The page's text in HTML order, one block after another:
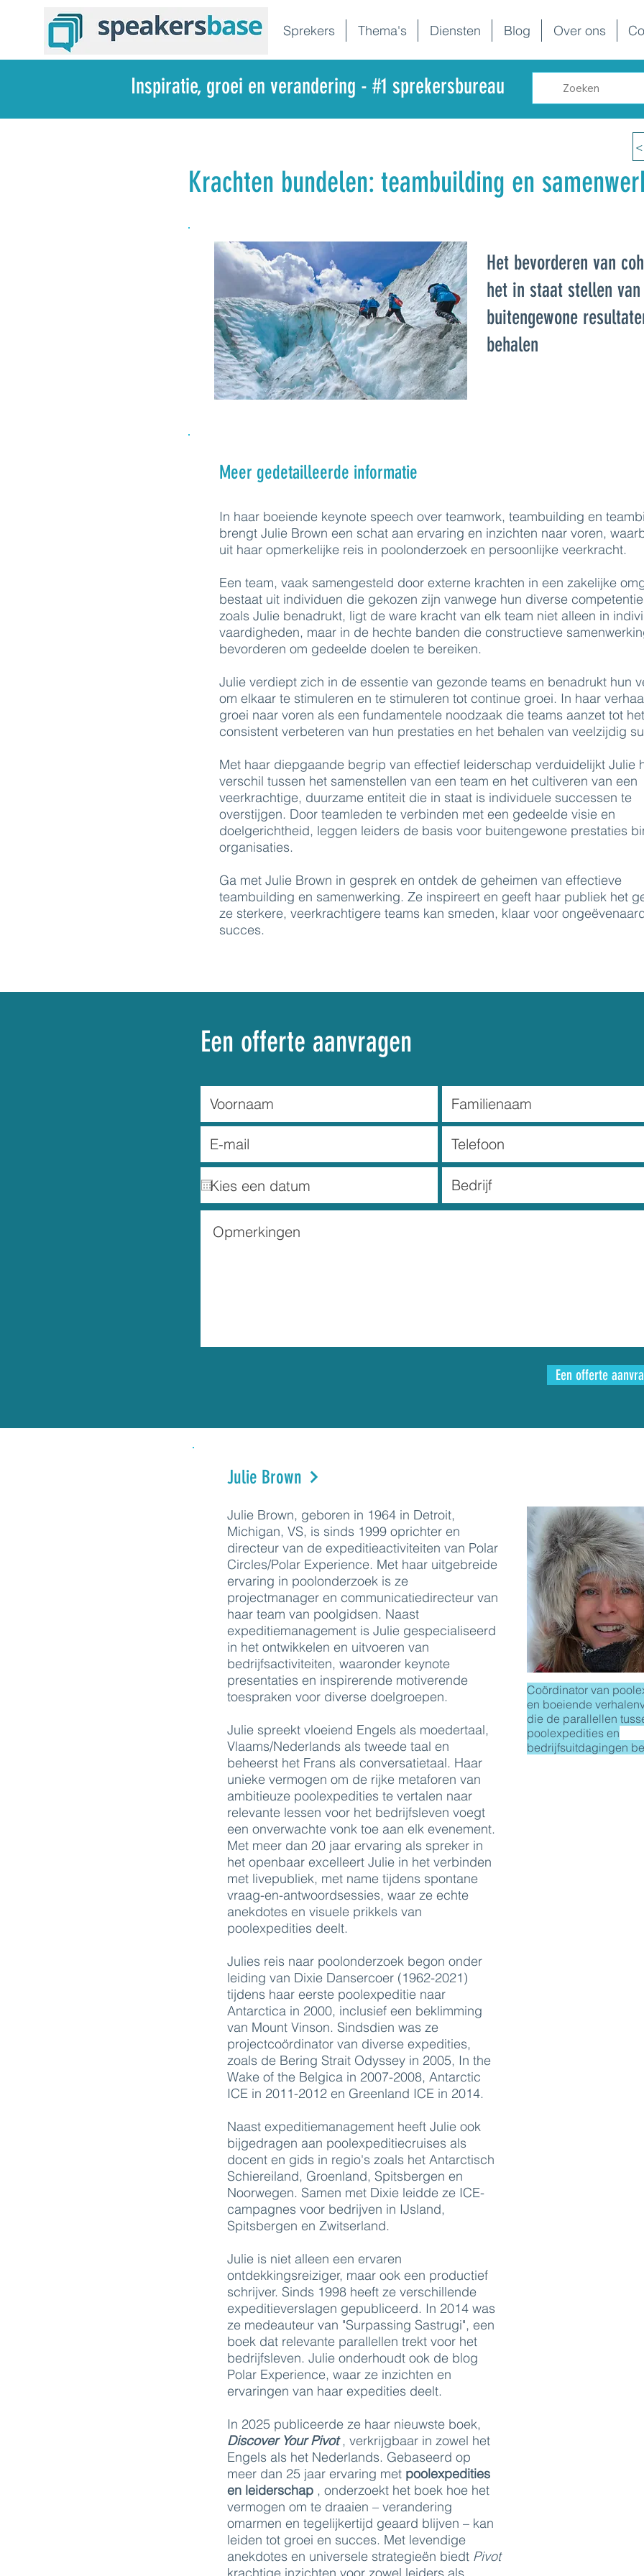
Sprekers Thema's Diensten Blog Over ons
Krachten bundelen: teambuilding en
Het bevorderen van
het in staat stellen
buitengewone
behalen
Meer gedetailleerde informatie
In haar boeiende keynote speech over teamwork, teambuilding en
brengt Julie Brown een schat aan ervaring en inzichten naar voren,
uit haar opmerkelijke reis in poolonderzoek en persoonlijke veerkracht.
Een team, vaak samengesteld door externe krachten in een zakelijke
bestaat uit individuen die gekozen zijn vanwege hun diverse
zoals Julie benadrukt, ligt de ware kracht van elk team niet alleen in
vaardigheden, maar in de hechte banden die constructieve
bevorderen om gedeelde doelen te bereiken.
Julie verdiept zich in de essentie van gezonde teams en benadrukt hun
om elkaar te stimuleren en te stimuleren tot continue groei. In haar
groei naar voren als een fundamentele noodzaak die teams aanzet tot het
consistent verbeteren van hun prestaties en het behalen van veelzijdig
Met haar diepgaande begrip van effectief leiderschap verduidelijkt Julie
verschil tussen het samenstellen van een team en het cultiveren van een
veerkrachtige, duurzame entiteit die in staat is individuele successen te
overstijgen. Door teamleden te verbinden met een gedeelde visie en
doelgerichtheid, leggen leiders de basis voor buitengewone prestaties
organisaties.
Ga met Julie Brown in gesprek en ontdek de geheimen van effectieve
teambuilding en samenwerking. Ze inspireert en geeft haar publiek het
ze sterkere, veerkrachtigere teams kan smeden, klaar voor
succes.
Een offerte aanvragen
Een offerte
Julie Brown
Julie Brown, geboren in 1964 in Detroit,
Michigan, VS, is sinds 1999 oprichter en
directeur van de expeditieactiviteiten van Polar
Circles/Polar Experience. Met haar uitgebreide
ervaring in poolonderzoek is ze
projectmanager en communicatiedirecteur van
haar team van poolgidsen. Naast
expeditiemanagement is Julie gespecialiseerd
in het ontwikkelen en uitvoeren van
bedrijfsactiviteiten, waaronder keynote
presentaties en inspirerende motiverende
toespraken voor diverse doelgroepen.
Julie spreekt vloeiend Engels als moedertaal,
Vlaams/Nederlands als tweede taal en
beheerst het Frans als conversatietaal. Haar
unieke vermogen om de rijke metaforen van
ambitieuze poolexpedities te vertalen naar
relevante lessen voor het bedrijfsleven voegt
een onverwachte vonk toe aan elk evenement.
Met meer dan 20 jaar ervaring als spreker in
het openbaar excelleert Julie in het verbinden
met livepubliek, met name tijdens spontane
vraag-en-antwoordsessies, waar ze echte
anekdotes en visuele prikkels van
poolexpedities deelt.
Julies reis naar poolonderzoek begon onder
leiding van Dixie Dansercoer (1962-2021)
tijdens haar eerste poolexpeditie naar
Antarctica in 2000, inclusief een beklimming
van Mount Vinson. Sindsdien was ze
projectcoördinator van diverse expedities,
zoals de Bering Strait Odyssey in 2005, In the
Wake of the Belgica in 2007-2008, Antarctic
ICE in 2011-2012 en Greenland ICE in 2014.
Naast expeditiemanagement heeft Julie ook
bijgedragen aan poolexpeditiecruises als
docent en gids in regio's zoals het Antarctisch
Schiereiland, Groenland, Spitsbergen en
Noorwegen. Samen met Dixie leidde ze ICE-
campagnes voor bedrijven in IJsland,
Spitsbergen en Zwitserland.
Julie is niet alleen een ervaren
ontdekkingsreiziger, maar ook een productief
schrijver. Sinds 1998 heeft ze verschillende
expeditieverslagen gepubliceerd. In 2014 was
ze medeauteur van "Surpassing Sastrugi", een
boek dat relevante parallellen trekt voor het
bedrijfsleven. Julie onderhoudt ook de blog
Polar Experience, waar ze inzichten en
ervaringen van haar expedities deelt.
In 2025 publiceerde ze haar nieuwste boek,
Discover Your Pivot, verkrijgbaar in zowel het
Engels als het Nederlands. Gebaseerd op
meer dan 25 jaar ervaring met poolexpedities
en leiderschap , onderzoekt het boek hoe het
vermogen om te draaien – verandering
omarmen en tegelijkertijd geaard blijven – kan
leiden tot groei en succes. Met levendige
anekdotes en universele strategieën biedt Pivot
Coördinator van
en boeiende
die de parallellen
poolexpedities en
bedrijfsuitdagingen
Inspiratie, groei en verandering - #1 sprekersbureau